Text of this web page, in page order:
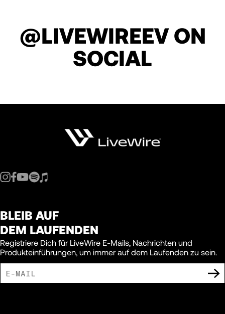
153
155
156
157
158
159
160
@LIVEWIREEV ON
SOCIAL
BLEIB AUF
DEM LAUFENDEN
Registriere Dich für LiveWire E-Mails, Nachrichten und
Produkteinführungen, um immer auf dem Laufenden zu sein.